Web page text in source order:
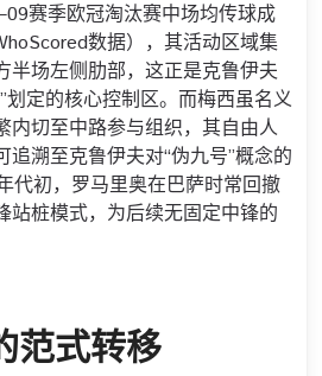
赛季欧冠淘汰赛中场均传球成
数据），其活动区域集
半场左侧肋部，这正是克鲁伊夫
划定的核心控制区。而梅西虽名义
内切至中路参与组织，其自由人
追溯至克鲁伊夫对“伪九号”概念的
初，罗马里奥在巴萨时常回撤
站桩模式，为后续无固定中锋的
范式转移